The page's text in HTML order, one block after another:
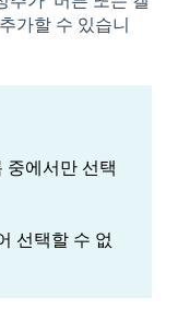
가할 수 있습니
중에서만 선택
선택할 수 없